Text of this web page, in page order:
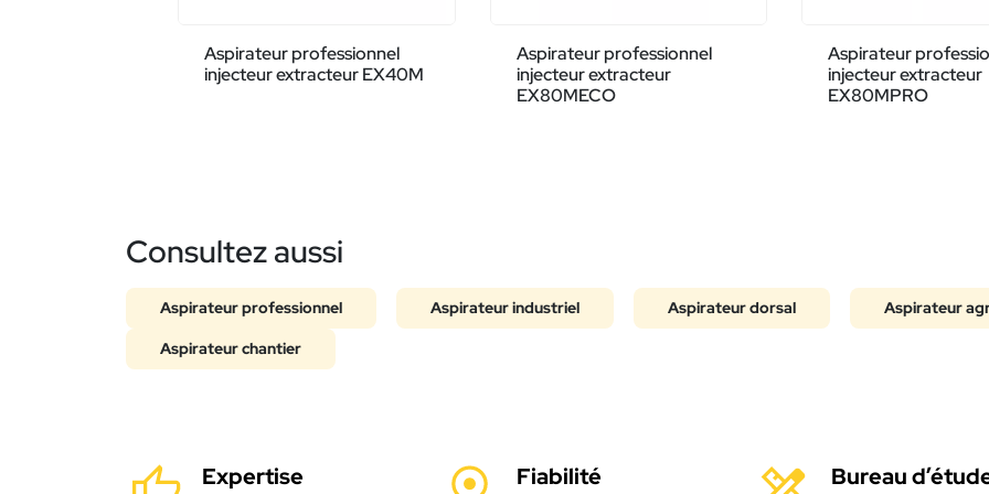
Aspirateur professionnel
injecteur extracteur EX40M
Aspirateur professionnel
injecteur extracteur
EX80MECO
Aspirateur
injecteur extracteur
EX80MPRO
Consultez aussi
Aspirateur professionnel Aspirateur industriel Aspirateur dorsal Aspirateur
Aspirateur chantier
Expertise Fiabilité Bureau